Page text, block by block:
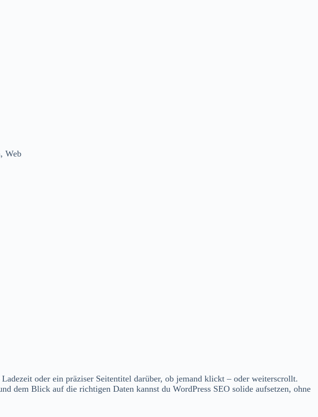
Web
oder ein präziser Seitentitel darüber, ob jemand klickt – oder weiterscrollt.
dem Blick auf die richtigen Daten kannst du WordPress SEO solide aufsetzen, ohne